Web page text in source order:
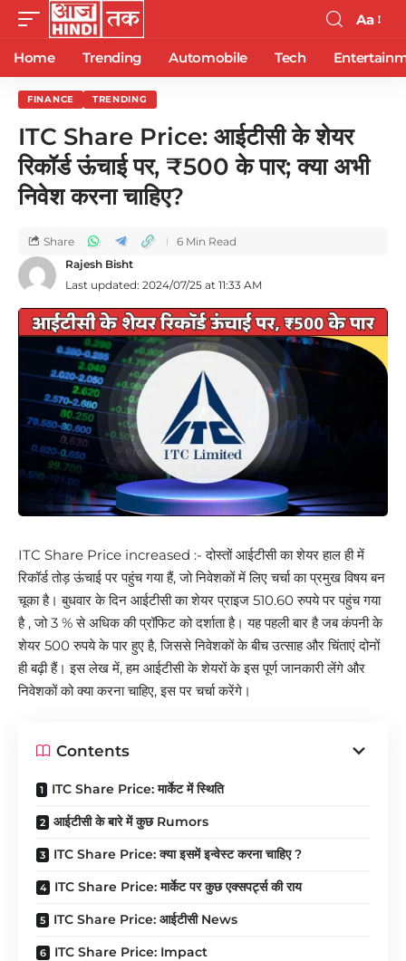
Aa
Home Trending Automobile Tech
FINANCE TRENDING
ITC Share Price: आईटीसी के शेयर
रिकॉर्ड ऊंचाई पर, ₹500 के पार; क्या अभी
निवेश करना चाहिए?
Last updated: 2024/07/25 at 11:33 AM
Rajesh Bisht
Share 6 Min Read
ITC Share Price increased :- दोस्तों आईटीसी का शेयर हाल ही में
रिकॉर्ड तोड़ ऊंचाई पर पहुंच गया हैं, जो निवेशकों में लिए चर्चा का प्रमुख विषय बन
चूका है। बुधवार के दिन आईटीसी का शेयर प्राइज 510.60 रुपये पर पहुंच गया
है , जो 3 % से अधिक की प्रॉफिट को दर्शाता है। यह पहली बार है जब कंपनी के
शेयर 500 रुपये के पार हुए है, जिससे निवेशकों के बीच उत्साह और चिंताएं दोनों
ही बढ़ी हैं। इस लेख में, हम आईटीसी के शेयरों के इस पूर्ण जानकारी लेंगे और
निवेशकों को क्या करना चाहिए, इस पर चर्चा करेंगे।
Contents
ITC Share Price: मार्केट में स्थिति
आईटीसी के बारे में कुछ Rumors
ITC Share Price: क्या इसमें इन्वेस्ट करना चाहिए ?
ITC Share Price: मार्केट पर कुछ एक्सपर्ट्स की राय
ITC Share Price: आईटीसी News
ITC Share Price: Impact